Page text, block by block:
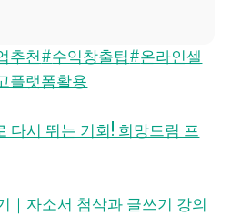
추천#수익창출팁#온라인셀
플랫폼활용
다시 뛰는 기회! 희망드림 프
｜자소서 첨삭과 글쓰기 강의